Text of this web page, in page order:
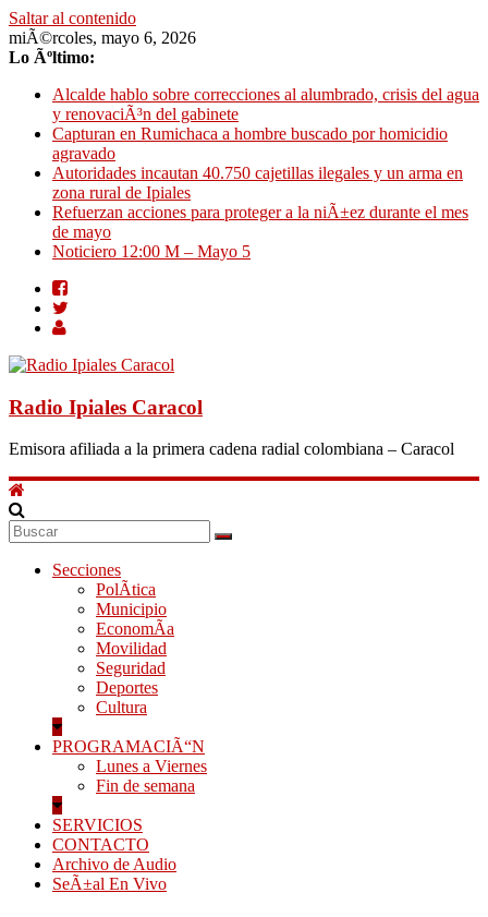
Saltar al contenido
miÃ©rcoles, mayo 6, 2026
Lo Ãºltimo:
Alcalde hablo sobre correcciones al alumbrado, crisis del agua
y renovaciÃ³n del gabinete
Capturan en Rumichaca a hombre buscado por homicidio
agravado
Autoridades incautan 40.750 cajetillas ilegales y un arma en
zona rural de Ipiales
Refuerzan acciones para proteger a la niÃ±ez durante el mes
de mayo
Noticiero 12:00 M – Mayo 5
Radio Ipiales Caracol
Emisora afiliada a la primera cadena radial colombiana – Caracol
Secciones
PolÃ­tica
Municipio
EconomÃ­a
Movilidad
Seguridad
Deportes
Cultura
PROGRAMACIÃ“N
Lunes a Viernes
Fin de semana
SERVICIOS
CONTACTO
Archivo de Audio
SeÃ±al En Vivo